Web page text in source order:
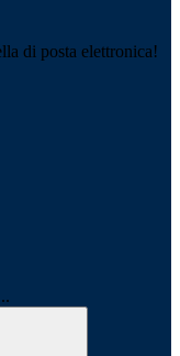
di posta elettronica!